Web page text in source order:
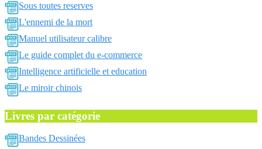
Sous toutes reserves
L'ennemi de la mort
Manuel utilisateur calibre
Le guide complet du e-commerce
Intelligence artificielle et education
Le miroir chinois
Livres par catégorie
Bandes Dessinées